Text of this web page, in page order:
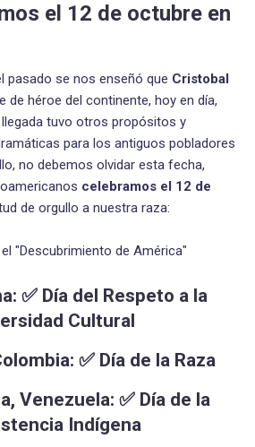
el 12 de octubre en
pasado se nos enseñó que Cristobal
de héroe del continente, hoy en día,
tuvo otros propósitos y
para los antiguos pobladores
no debemos olvidar esta fecha,
celebramos el 12 de
de orgullo a nuestra raza:
"Descubrimiento de América"
✅ Día del Respeto a la
Cultural
✅ Día de la Raza
Venezuela: ✅ Día de la
Indígena